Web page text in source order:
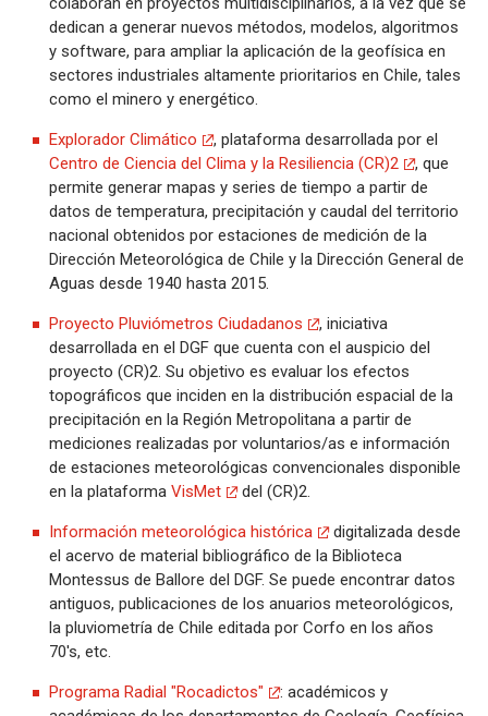
dedican a generar nuevos métodos, modelos, algoritmos
y software, para ampliar la aplicación de la geofísica en
sectores industriales altamente prioritarios en Chile, tales
como el minero y energético.
Explorador Climático
, plataforma desarrollada por el
Centro de Ciencia del Clima y la Resiliencia (CR)2
, que
permite generar mapas y series de tiempo a partir de
datos de temperatura, precipitación y caudal del territorio
nacional obtenidos por estaciones de medición de la
Dirección Meteorológica de Chile y la Dirección General de
Aguas desde 1940 hasta 2015.
Proyecto Pluviómetros Ciudadanos
, iniciativa
desarrollada en el DGF que cuenta con el auspicio del
proyecto (CR)2. Su objetivo es evaluar los efectos
topográficos que inciden en la distribución espacial de la
precipitación en la Región Metropolitana a partir de
mediciones realizadas por voluntarios/as e información
de estaciones meteorológicas convencionales disponible
en la plataforma VisMet del (CR)2.
Información meteorológica histórica
digitalizada desde
el acervo de material bibliográfico de la Biblioteca
Montessus de Ballore del DGF. Se puede encontrar datos
antiguos, publicaciones de los anuarios meteorológicos,
la pluviometría de Chile editada por Corfo en los años
70's, etc.
Programa Radial "Rocadictos"
: académicos y